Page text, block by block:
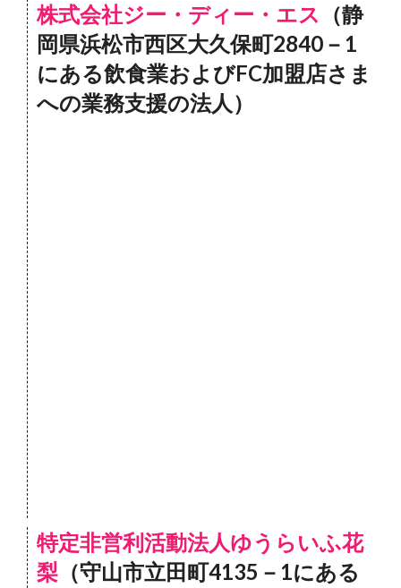
株式会社ジー・ディー・エス
（静
岡県浜松市西区大久保町2840－1
にある飲食業およびFC加盟店さま
への業務支援の法人）
特定非営利活動法人ゆうらいふ花
梨 （守山市立田町4135－1にある